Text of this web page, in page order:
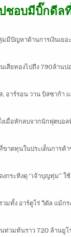
ชอบมีบิ๊กดีล
มีปัญหาด้านการเงินเย
เสียทองไปถึง 790ล้าน
อาร์รอน วาน บิสซาก้า
มื่อหักลบจากนักฟุตบอ
ขาดทุนในประเด็นการ
ระทิงดุ “เจ้าบุญทุ่ม” ใ
รวมทั้ง อาร์ตูโร่ วิดัล แ
ท่วมท้นราว 720 ล้านยู